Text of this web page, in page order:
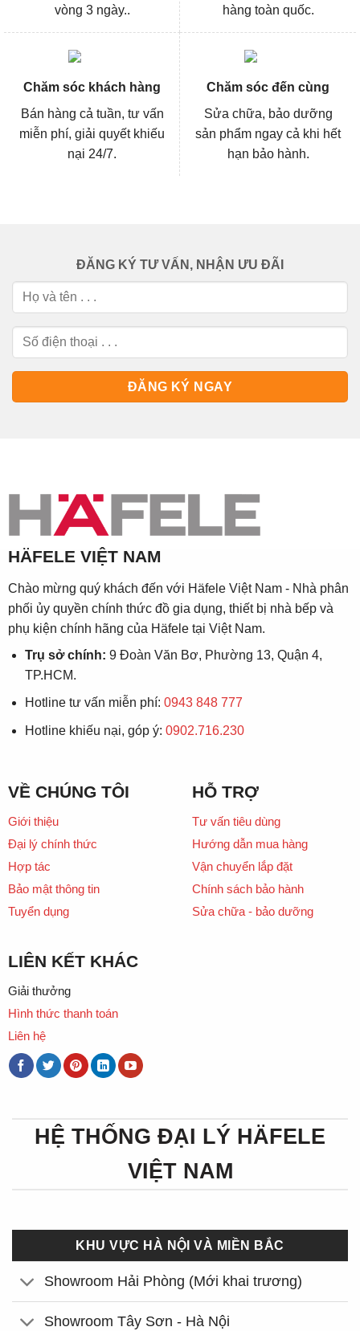
vòng 3 ngày.. hàng toàn quốc.
Chăm sóc khách hàng
Bán hàng cả tuần, tư vấn
miễn phí, giải quyết khiếu
nại 24/7.
Chăm sóc đến cùng
Sửa chữa, bảo dưỡng
sản phẩm ngay cả khi hết
hạn bảo hành.
ĐĂNG KÝ TƯ VẤN, NHẬN ƯU ĐÃI
HÄFELE VIỆT NAM
Chào mừng quý khách đến với Häfele Việt Nam - Nhà phân
phối ủy quyền chính thức đồ gia dụng, thiết bị nhà bếp và
phụ kiện chính hãng của Häfele tại Việt Nam.
Trụ sở chính: 9 Đoàn Văn Bơ, Phường 13, Quận 4,
TP.HCM.
Hotline tư vấn miễn phí: 0943 848 777
Hotline khiếu nại, góp ý: 0902.716.230
VỀ CHÚNG TÔI
Giới thiệu
Đại lý chính thức
Hợp tác
Bảo mật thông tin
Tuyển dụng
HỖ TRỢ
Tư vấn tiêu dùng
Hướng dẫn mua hàng
Vận chuyển lắp đặt
Chính sách bảo hành
Sửa chữa - bảo dưỡng
LIÊN KẾT KHÁC
Giải thưởng
Hình thức thanh toán
Liên hệ
HỆ THỐNG ĐẠI LÝ HÄFELE
VIỆT NAM
KHU VỰC HÀ NỘI VÀ MIỀN BẮC
Showroom Hải Phòng (Mới khai trương)
Showroom Tây Sơn - Hà Nội